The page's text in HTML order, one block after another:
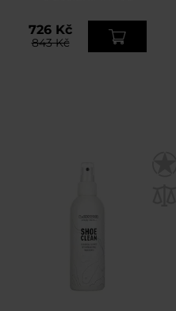
726 Kč
843 Kč